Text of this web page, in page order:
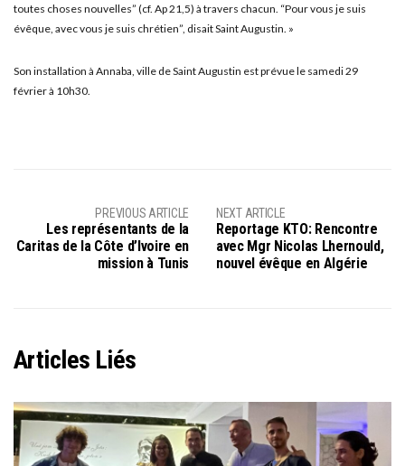
toutes choses nouvelles” (cf. Ap 21,5) à travers chacun. “Pour vous je suis
évêque, avec vous je suis chrétien”, disait Saint Augustin. »
Son installation à Annaba, ville de Saint Augustin est prévue le samedi 29
février à 10h30.
PREVIOUS ARTICLE
Les représentants de la
Caritas de la Côte d’Ivoire en
mission à Tunis
NEXT ARTICLE
Reportage KTO: Rencontre
avec Mgr Nicolas Lhernould,
nouvel évêque en Algérie
Articles Liés